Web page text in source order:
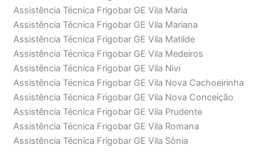
Assistência Técnica Frigobar GE Vila Maria
Assistência Técnica Frigobar GE Vila Mariana
Assistência Técnica Frigobar GE Vila Matilde
Assistência Técnica Frigobar GE Vila Medeiros
Assistência Técnica Frigobar GE Vila Nivi
Assistência Técnica Frigobar GE Vila Nova Cachoeirinha
Assistência Técnica Frigobar GE Vila Nova Conceição
Assistência Técnica Frigobar GE Vila Prudente
Assistência Técnica Frigobar GE Vila Romana
Assistência Técnica Frigobar GE Vila Sônia